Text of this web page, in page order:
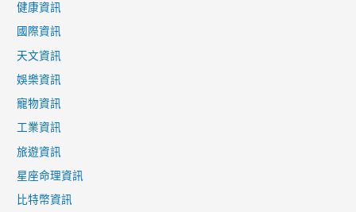
健康資訊
國際資訊
天文資訊
娛樂資訊
寵物資訊
工業資訊
旅遊資訊
星座命理資訊
比特幣資訊